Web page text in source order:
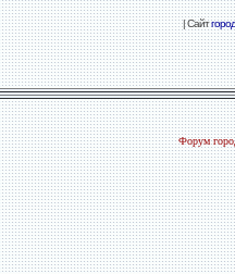
| Сайт
Форум